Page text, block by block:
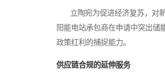
立陶宛为促进经济复苏，对新
阳能电站承包商在申请中突出储
政策红利的捕捉能力。
供应链合规的延伸服务